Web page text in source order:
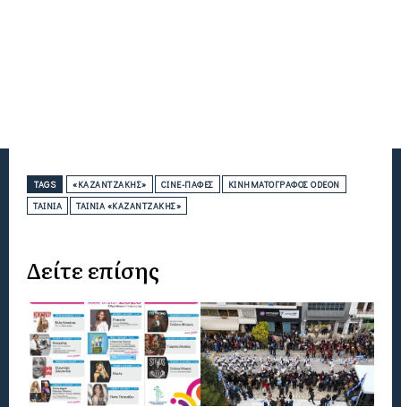
TAGS «ΚΑΖΑΝΤΖΆΚΗΣ» CINE-ΠΑΦΈΣ
ΚΙΝΗΜΑΤΟΓΡΆΦΟΣ ODEON
ΤΑΙΝΊΑ
ΤΑΙΝΊΑ «ΚΑΖΑΝΤΖΆΚΗΣ»
Δείτε επίσης